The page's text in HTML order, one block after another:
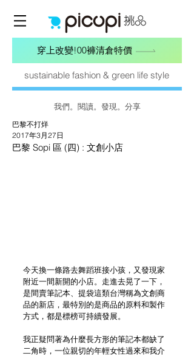
穿上改變!00褲清倉特價
sustainable fashion & green life style
我們。閱讀。發現。分享
巴黎 Sopi 區 (四) : 文創小店
巴黎不打烊
2017年3月27日
今天換一條路去舞蹈班接小孩，又發現家
附近一間新開的小店。走進去晃了一下，
是間賣筆記本、提袋這類台灣稱為文創商
品的新店，最特別的是商品的原料和製作
方式，都是標榜可持續發展。
我正疑問著為什麼長方形的筆記本都缺了
二角時，一位親切的年輕女性過來和我介